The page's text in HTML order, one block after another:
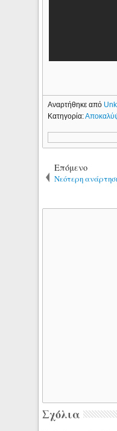
Αναρτήθηκε από
Κατηγορία:
Επόμενο
Νεότερη
Σχόλια